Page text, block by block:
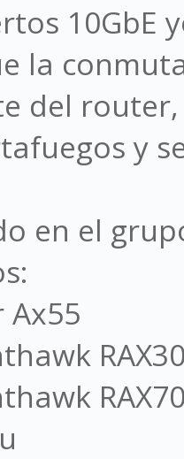
10GbE
la
del
y
en el